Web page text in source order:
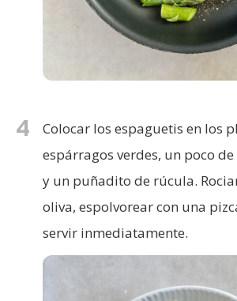
4
Colocar los espaguetis en los
espárragos verdes, un poco
y un puñadito de rúcula.
oliva, espolvorear con una
servir inmediatamente.